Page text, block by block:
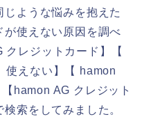
じような悩みを抱えた
使えない原因を調べ
クレジットカード】【
えない】【 hamon
hamon AG クレジット
索をしてみました。